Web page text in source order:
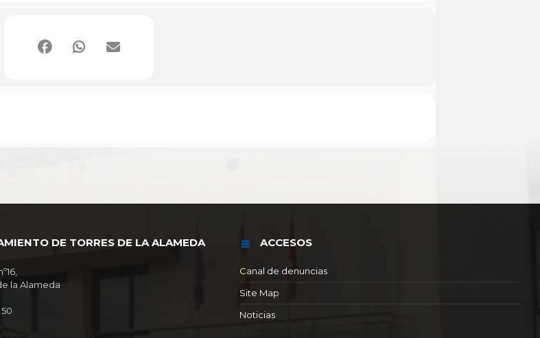
DE TORRES DE LA ALAMEDA
la Alameda
ACCESOS
Canal de denuncias
Site Map
Noticias